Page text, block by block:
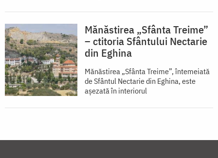
Mănăstirea „Sfânta Treime”
– ctitoria Sfântului Nectarie
din Eghina
Mănăstirea „Sfânta Treime”, întemeiată
de Sfântul Nectarie din Eghina, este
aşezată în interiorul